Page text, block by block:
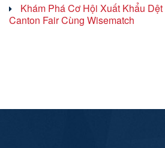
Khám Phá Cơ Hội Xuất Khẩu
Canton Fair Cùng Wisematch